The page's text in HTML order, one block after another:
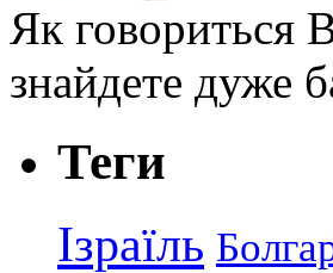
Як говориться
знайдете дуже
Теги
Ізраїль